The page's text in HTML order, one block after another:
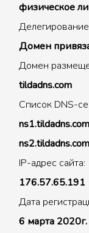
физическое
Домен
Домен
tildadns.com
Список DNS-
IP-адрес сайта:
176.57.65.191
Дата
6 марта 2020г.